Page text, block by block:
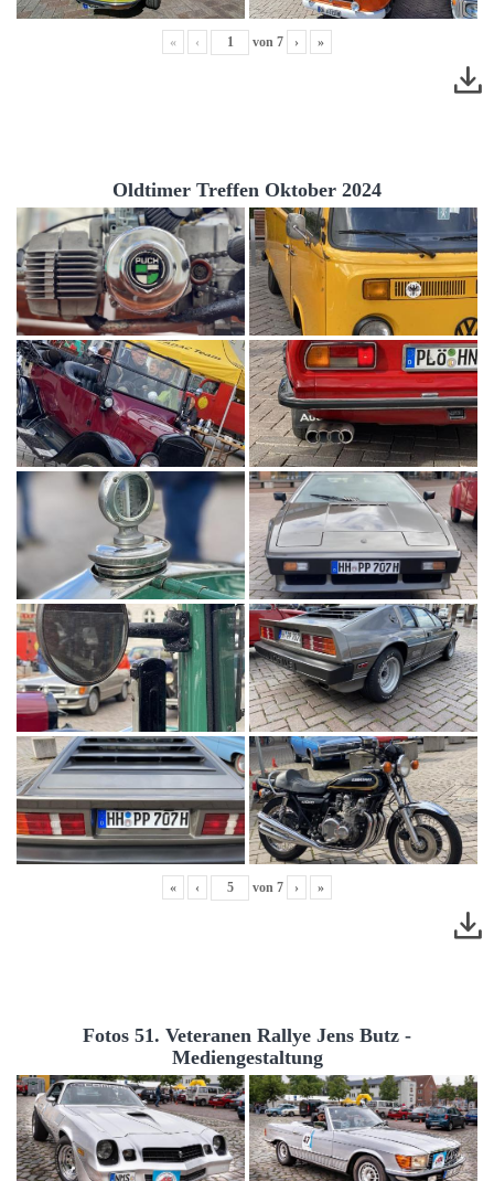
« ‹ von 7 › »
Oldtimer Treffen Oktober 2024
« ‹ von 7 › »
Fotos 51. Veteranen Rallye Jens Butz -
Mediengestaltung